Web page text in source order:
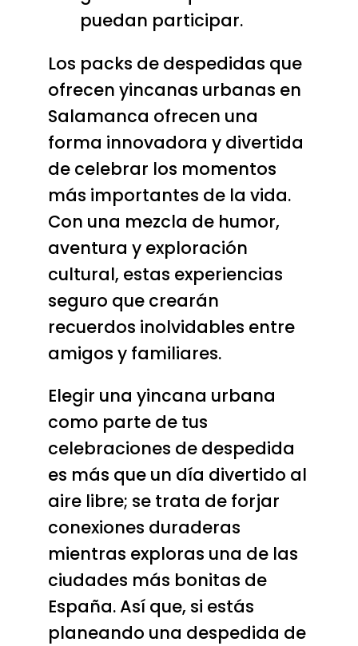
puedan participar.
Los packs de despedidas que
ofrecen yincanas urbanas en
Salamanca ofrecen una
forma innovadora y divertida
de celebrar los momentos
más importantes de la vida.
Con una mezcla de humor,
aventura y exploración
cultural, estas experiencias
seguro que crearán
recuerdos inolvidables entre
amigos y familiares.
Elegir una yincana urbana
como parte de tus
celebraciones de despedida
es más que un día divertido al
aire libre; se trata de forjar
conexiones duraderas
mientras exploras una de las
ciudades más bonitas de
España. Así que, si estás
planeando una despedida de